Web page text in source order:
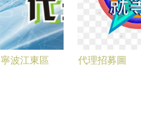
遇
效發展
寧波江東區
代理招募圖